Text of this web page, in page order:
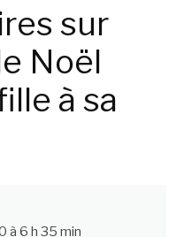
sur
Noël
à sa
à 6 h 35 min